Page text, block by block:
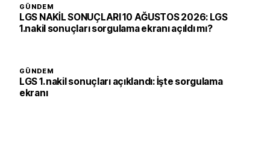
GÜNDEM
LGS NAKİL SONUÇLARI 10 AĞUSTOS 2026: LGS
1.nakil sonuçları sorgulama ekranı açıldı mı?
GÜNDEM
LGS 1. nakil sonuçları açıklandı: İşte sorgulama
ekranı